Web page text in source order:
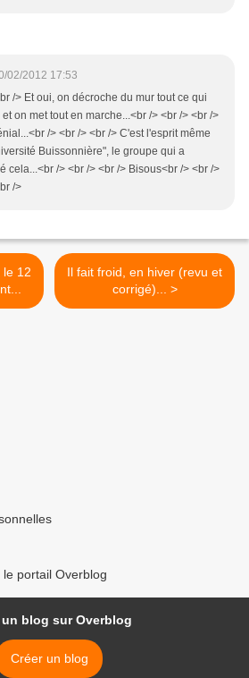
02/2012 17:53
/> Et oui, on décroche du mur tout ce qui
on met tout en marche...<br /> <br /> <br />
/> <br /> <br /> C'est l'esprit même
Buissonnière", le groupe qui a
cela...<br /> <br /> <br /> Bisous<br /> <br />
/>
Il fait froid, en hiver (revu et
corrigé)... >
portail Overblog
un blog sur Overblog
Créer un blog